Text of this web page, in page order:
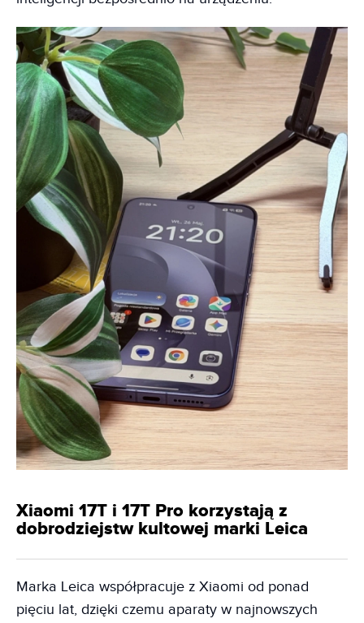
Xiaomi 17T i 17T Pro korzystają z
dobrodziejstw kultowej marki Leica
Marka Leica współpracuje z Xiaomi od ponad
pięciu lat, dzięki czemu aparaty w najnowszych